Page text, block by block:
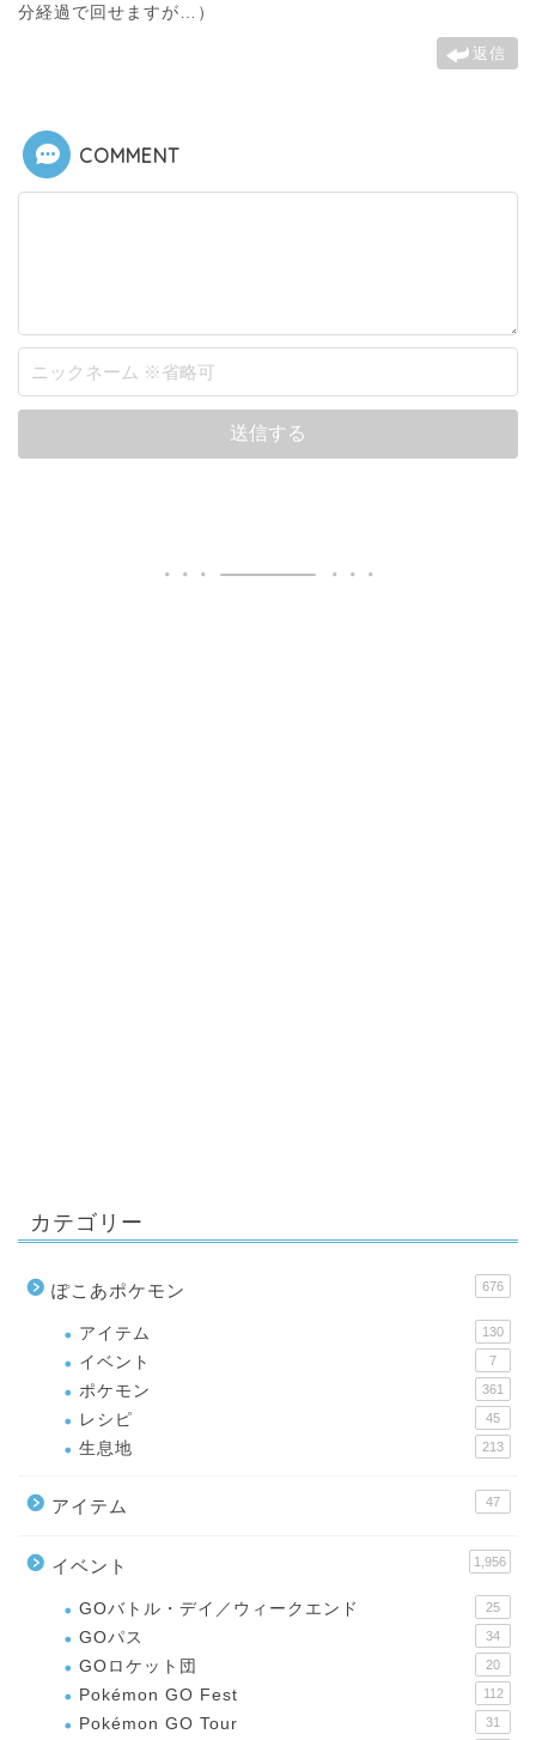
分経過で回せますが…）
返信
COMMENT
カテゴリー
ぽこあポケモン 676
アイテム 130
イベント 7
ポケモン 361
レシピ 45
生息地 213
アイテム 47
イベント 1,956
GOバトル・デイ／ウィークエンド 25
GOパス 34
GOロケット団 20
Pokémon GO Fest 112
Pokémon GO Tour 31